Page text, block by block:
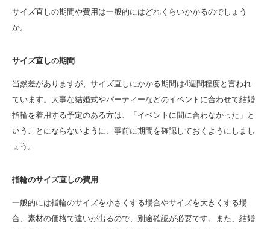
サイズ直しの期間や費用は一般的にはどれくらいかかるのでしょう
か。
サイズ直しの期間
当然差がありますが、サイズ直しにかかる期間は4週間程度と言われ
ています。大事な結婚式やパーティーなどのイベントに合わせて結婚
指輪を着用する予定のある方は、「イベントに間に合わなかった」と
いうことにならないように、事前に期間を確認しておくようにしまし
ょう。
指輪のサイズ直しの費用
一般的には指輪のサイズを小さくする場合やサイズを大きくする場
合、素材の価格で違いが出るので、別途確認が必要です。また、結婚